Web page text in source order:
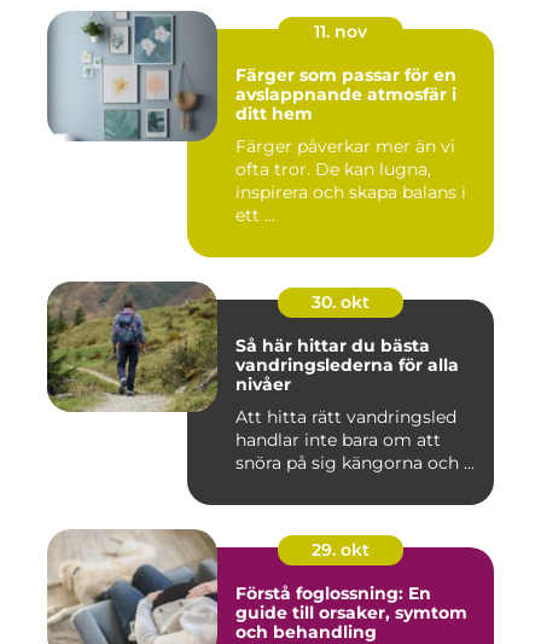
11. nov
Färger som passar för en
avslappnande atmosfär i
ditt hem
Färger påverkar mer än vi
ofta tror. De kan lugna,
inspirera och skapa balans i
ett ...
30. okt
Så här hittar du bästa
vandringslederna för alla
nivåer
Att hitta rätt vandringsled
handlar inte bara om att
snöra på sig kängorna och ...
29. okt
Förstå foglossning: En
guide till orsaker, symtom
och behandling